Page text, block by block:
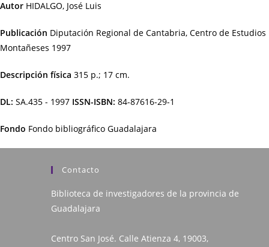
Autor HIDALGO, José Luis
Publicación Diputación Regional de Cantabria, Centro de Estudios
Montañeses 1997
Descripción física 315 p.; 17 cm.
DL: SA.435 - 1997 ISSN-ISBN: 84-87616-29-1
Fondo Fondo bibliográfico Guadalajara
Contacto
Biblioteca de investigadores de la provincia de
Guadalajara
Centro San José. Calle Atienza 4, 19003,